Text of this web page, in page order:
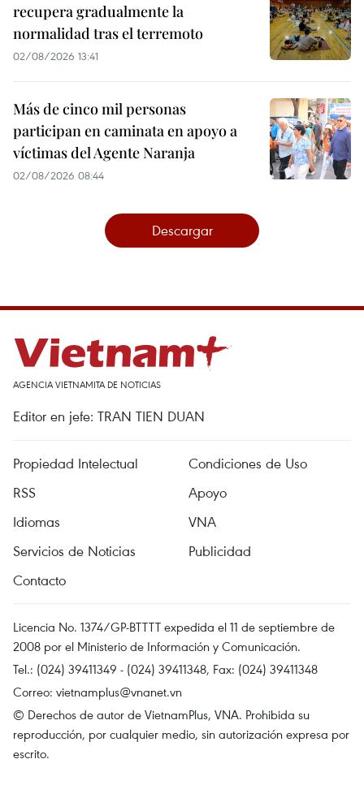
recupera gradualmente la
normalidad tras el terremoto
02/08/2026 13:41
Más de cinco mil personas
participan en caminata en apoyo a
víctimas del Agente Naranja
02/08/2026 08:44
Descargar
AGENCIA VIETNAMITA DE NOTICIAS
Editor en jefe: TRAN TIEN DUAN
Propiedad Intelectual
Condiciones de Uso
RSS
Apoyo
Idiomas
VNA
Servicios de Noticias
Publicidad
Contacto
Licencia No. 1374/GP-BTTTT expedida el 11 de septiembre de
2008 por el Ministerio de Información y Comunicación.
Tel.: (024) 39411349 - (024) 39411348, Fax: (024) 39411348
Correo: vietnamplus@vnanet.vn
© Derechos de autor de VietnamPlus, VNA. Prohibida su
reproducción, por cualquier medio, sin autorización expresa por
escrito.